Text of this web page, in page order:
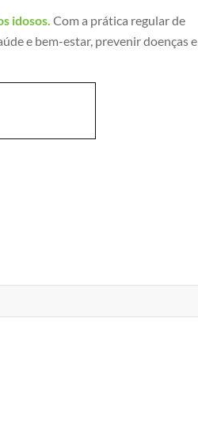
idosos. Com a prática regular de
e bem-estar, prevenir doenças e